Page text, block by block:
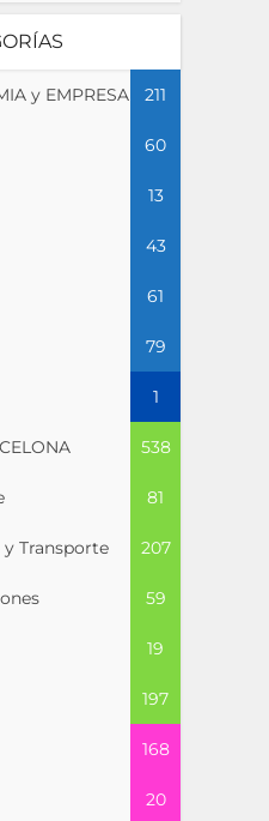
y EMPRESA 211
60
13
43
61
79
1
538
81
Transporte 207
59
19
197
168
20